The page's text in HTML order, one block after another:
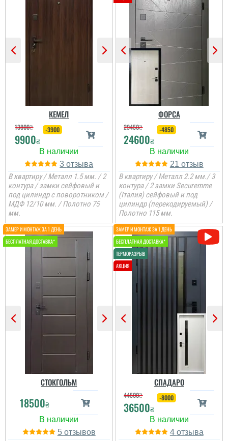
Олег
Сподобався конструктив
та наповненням. Тут ж
стеродур+мінвата і
фольгоізол ну і
терморозрив. Хлопці
установщик професійні
...
В магазині дуже великий
вибір і дуже
модель. Встановили
читати всі відгуки
Іван
Класний дизайн,надійне
дерев'яне покриття,
хороші замки і метал,
гарно утеплені, дякую за
допомогу у виборі
дверей, все дуже
КЕМЕЛ
13800₴
9900₴
-3900
3
В квартиру / Металл 1.5 мм. / 2
контура / замки сейфовый и
под цилиндр с поворотником /
МДФ 12/10 мм. / Полотно 75
мм.
ФОРСА
29450₴
24600₴
-4850
21
В квартиру / Металл 2.2 мм./ 3
контура / 2 замки Securemme
(Італия) сейфовый и под
цилиндр (перекодируемый) /
Полотно 115 мм.
СТОКГОЛЬМ
18500₴
5
СПАДАРО
44500₴
36500₴
-8000
4